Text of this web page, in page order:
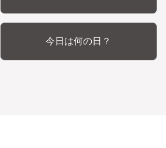
今日は何の日？